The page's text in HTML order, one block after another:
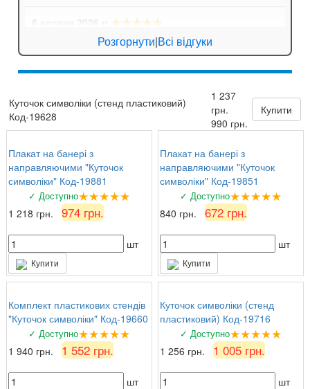
★★★★★
Катерина Біла: Порадувала швидка доставка.
Замовляли кишені для стендів, все чітко,
тримають аркуші надійно.
5 серпня 2026 р.★★★★★
Сергій
Розгорнути|Всі відгуки
Куточок символіки (стенд пластиковий)
Код-19628
1 237
грн.
990 грн.
Купити
Плакат на банері з
направляючими "Куточок
символіки" Код-19881
✓ Доступно★★★★★
1 218 грн. 974 грн.
шт
Купити
Плакат на банері з
направляючими "Куточок
символіки" Код-19851
✓ Доступно★★★★★
840 грн. 672 грн.
шт
Купити
Комплект пластикових стендів
"Куточок символіки" Код-19660
✓ Доступно★★★★★
1 940 грн. 1 552 грн.
шт
Куточок символіки (стенд
пластиковий) Код-19716
✓ Доступно★★★★★
1 256 грн. 1 005 грн.
шт